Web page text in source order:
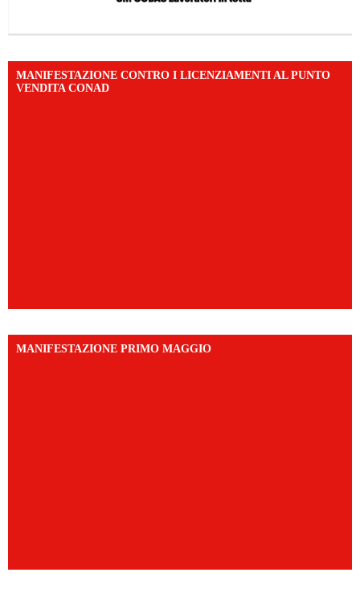
MANIFESTAZIONE CONTRO I LICENZIAMENTI AL PUNTO
VENDITA CONAD
MANIFESTAZIONE PRIMO MAGGIO